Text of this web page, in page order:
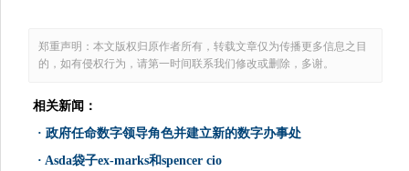
郑重声明：本文版权归原作者所有，转载文章仅为传播更多信息之目
的，如有侵权行为，请第一时间联系我们修改或删除，多谢。
相关新闻：
· 政府任命数字领导角色并建立新的数字办事处
· Asda袋子ex-marks和spencer cio